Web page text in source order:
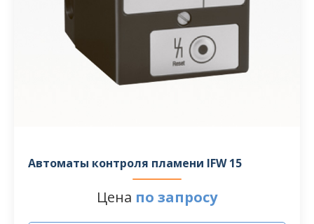
Автоматы контроля пламени IFW 15
Цена по запросу